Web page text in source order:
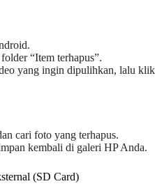
“Item terhapus”.
yang ingin dipulihkan, lalu klik
cari foto yang terhapus.
kembali di galeri HP Anda.
(SD Card)